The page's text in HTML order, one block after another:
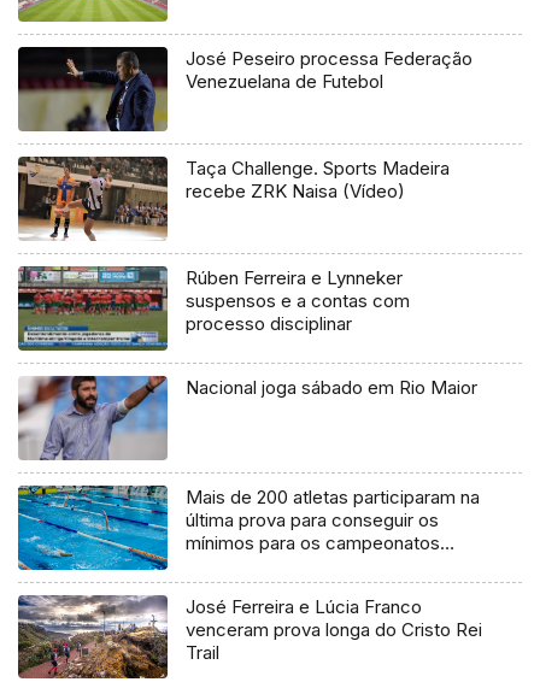
José Peseiro processa Federação
Venezuelana de Futebol
Taça Challenge. Sports Madeira
recebe ZRK Naisa (Vídeo)
Rúben Ferreira e Lynneker
suspensos e a contas com
processo disciplinar
Nacional joga sábado em Rio Maior
Mais de 200 atletas participaram na
última prova para conseguir os
mínimos para os campeonatos
José Ferreira e Lúcia Franco
venceram prova longa do Cristo Rei
Trail